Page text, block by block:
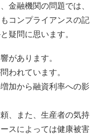
金融機関の問題では、
コンプライアンスの記
疑問に思います。
があります。
われています。
加から融資利率への影
、また、生産者の気持
スによっては健康被害